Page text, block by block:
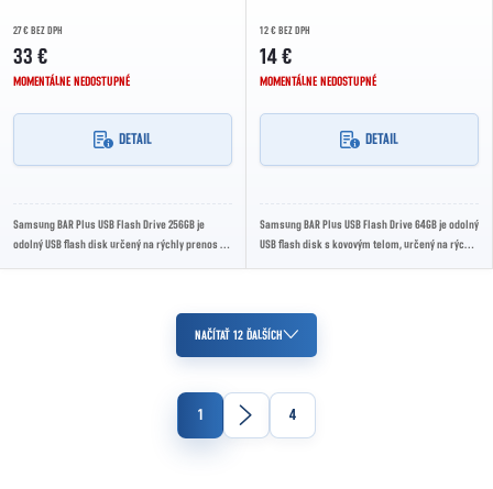
27 € BEZ DPH
33 €
MOMENTÁLNE NEDOSTUPNÉ
DETAIL
Samsung BAR Plus USB Flash Drive 256GB je
odolný USB flash disk určený na rýchly prenos a
12 € BEZ DPH
14 €
MOMENTÁLNE NEDOSTUPNÉ
DETAIL
Samsung BAR Plus USB Flash Drive 64GB je odolný
USB flash disk s kovovým telom, určený na rýchly
Ovládacie prvky výpisu
NAČÍTAŤ 12 ĎALŠÍCH
1 4